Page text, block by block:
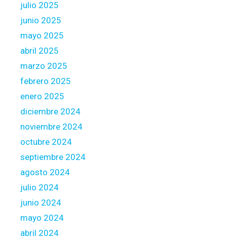
g
a
e
e
v
a
u
a
t
e
r
g
h
u
p
a
o
h
julio 2025
junio 2025
mayo 2025
abril 2025
marzo 2025
febrero 2025
enero 2025
diciembre 2024
noviembre 2024
octubre 2024
septiembre 2024
agosto 2024
julio 2024
junio 2024
mayo 2024
abril 2024